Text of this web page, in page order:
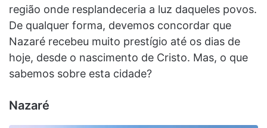
região onde resplandeceria a luz daqueles povos.
De qualquer forma, devemos concordar que
Nazaré recebeu muito prestígio até os dias de
hoje, desde o nascimento de Cristo. Mas, o que
sabemos sobre esta cidade?
Nazaré